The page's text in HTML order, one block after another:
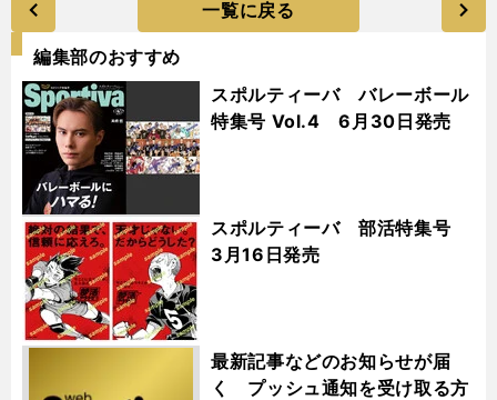
一覧に戻る
編集部のおすすめ
スポルティーバ バレーボール
特集号 Vol.4 6月30日発売
スポルティーバ 部活特集号
3月16日発売
最新記事などのお知らせが届
く プッシュ通知を受け取る方